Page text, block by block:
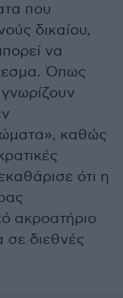
που
δικαίου,
να
Όπως
καθώς
ότι η
ακροατήριο
σε διεθνές